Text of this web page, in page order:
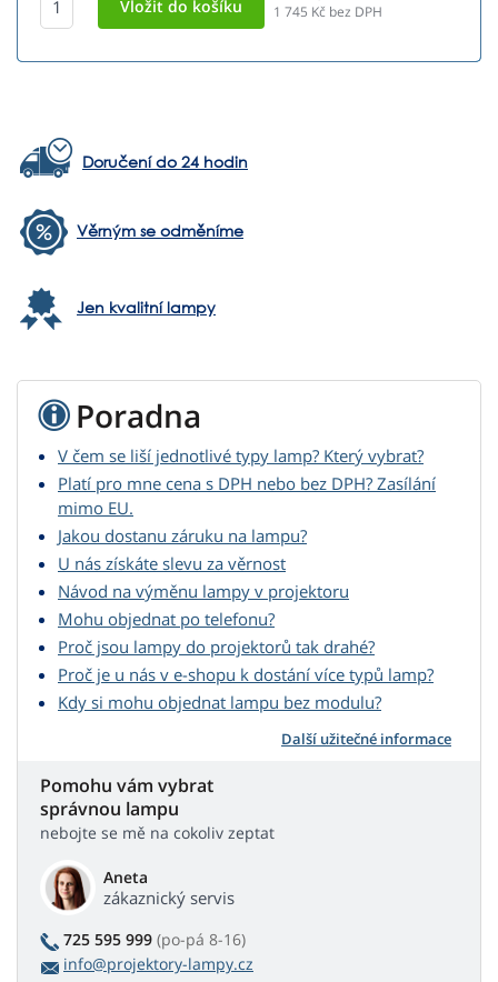
1 745 Kč bez DPH
Doručení do 24 hodin
Věrným se odměníme
Jen kvalitní lampy
Poradna
V čem se liší jednotlivé typy lamp? Který vybrat?
Platí pro mne cena s DPH nebo bez DPH? Zasílání
mimo EU.
Jakou dostanu záruku na lampu?
U nás získáte slevu za věrnost
Návod na výměnu lampy v projektoru
Mohu objednat po telefonu?
Proč jsou lampy do projektorů tak drahé?
Proč je u nás v e-shopu k dostání více typů lamp?
Kdy si mohu objednat lampu bez modulu?
Další užitečné informace
Pomohu vám vybrat
správnou lampu
nebojte se mě na cokoliv zeptat
Aneta
zákaznický servis
725 595 999 (po-pá 8-16)
info@projektory-lampy.cz